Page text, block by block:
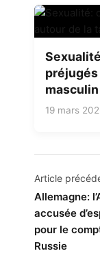
masculin
19 mars
de
l’article
Article
Allemagne:
accusée
pour le
Russie